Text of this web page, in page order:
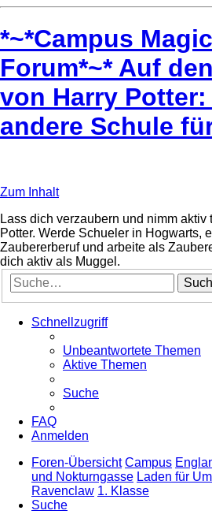
*~*Campus
Forum*~* Auf
von Harry Potter:
andere Schule
Zum Inhalt
Lass dich verzaubern und nimm
Potter. Werde Schueler in Hogwarts,
Zaubererberuf und arbeite als
dich aktiv als Muggel.
Schnellzugriff
Unbeantwortete Themen
Aktive Themen
Suche
FAQ
Anmelden
Foren-Übersicht Campus
und Nokturngasse Laden für
Ravenclaw 1. Klasse
Suche